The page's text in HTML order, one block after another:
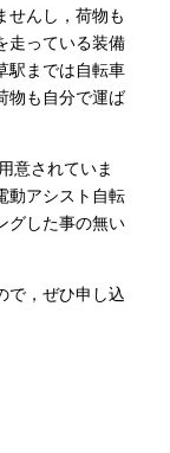
せんし，荷物も
走っている装備
駅までは自転車
物も自分で運ば
意されていま
動アシスト自転
グした事の無い
で，ぜひ申し込